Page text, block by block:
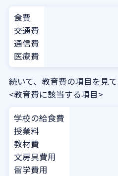
食費
交通費
通信費
医療費
続いて、教育費の項目を見て
<教育費に該当する項目>
学校の給食費
授業料
教材費
文房具費用
留学費用